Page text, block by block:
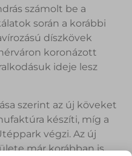
számolt be a
során a korábbi
díszkövek
koronázott
ideje lesz
szerint az új köveket
készíti, míg a
végzi. Az új
már korábban is